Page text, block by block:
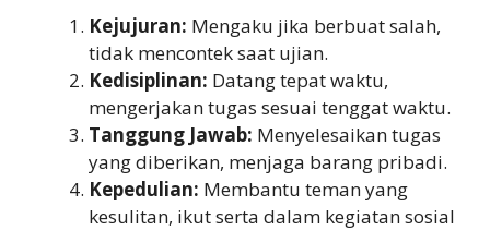
Kejujuran: Mengaku jika berbuat salah,
tidak mencontek saat ujian.
Kedisiplinan: Datang tepat waktu,
mengerjakan tugas sesuai tenggat waktu.
Tanggung Jawab: Menyelesaikan tugas
yang diberikan, menjaga barang pribadi.
Kepedulian: Membantu teman yang
kesulitan, ikut serta dalam kegiatan sosial